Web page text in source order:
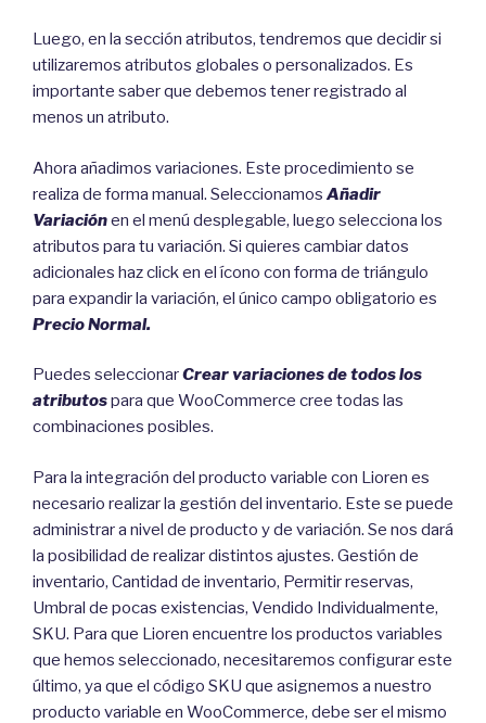
Luego, en la sección atributos, tendremos que decidir si
utilizaremos atributos globales o personalizados. Es
importante saber que debemos tener registrado al
menos un atributo.
Ahora añadimos variaciones. Este procedimiento se
realiza de forma manual. Seleccionamos Añadir
Variaciónen el menú desplegable, luego selecciona los
atributos para tu variación. Si quieres cambiar datos
adicionales haz click en el ícono con forma de triángulo
para expandir la variación, el único campo obligatorio es
Precio Normal.
Puedes seleccionarCrear variaciones de todos los
atributospara que WooCommerce cree todas las
combinaciones posibles.
Para la integración del producto variable con Lioren es
necesario realizar la gestión del inventario. Este se puede
administrar a nivel de producto y de variación. Se nos dará
la posibilidad de realizar distintos ajustes. Gestión de
inventario, Cantidad de inventario, Permitir reservas,
Umbral de pocas existencias, Vendido Individualmente,
SKU. Para que Lioren encuentre los productos variables
que hemos seleccionado, necesitaremos configurar este
último, ya que el código SKU que asignemos a nuestro
producto variable en WooCommerce, debe ser el mismo